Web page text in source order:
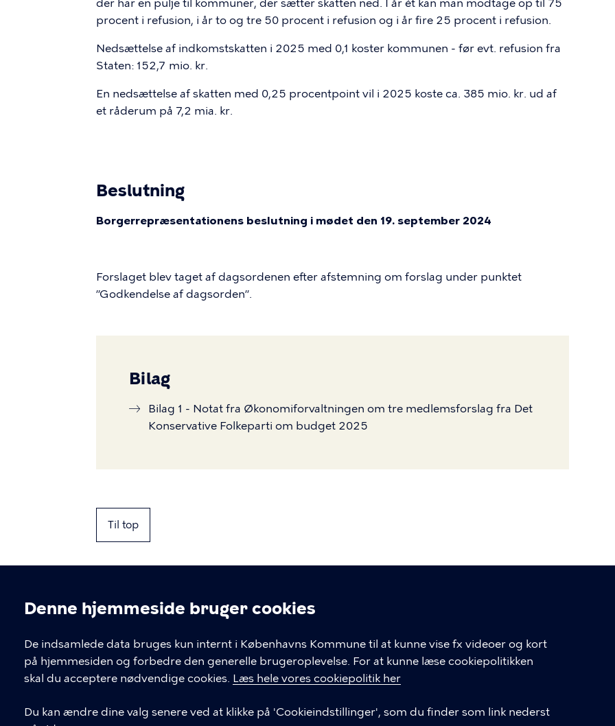
Cookieindstillinger
Denne hjemmeside bruger cookies
De indsamlede data bruges kun internt i Københavns Kommune til at kunne vise fx videoer og kort
på hjemmesiden og forbedre den generelle brugeroplevelse. For at kunne læse cookiepolitikken
skal du acceptere nødvendige cookies. Læs hele vores cookiepolitik her
Du kan ændre dine valg senere ved at klikke på 'Cookieindstillinger', som du finder som link nederst
der har en pulje til kommuner, der sætter skatten ned. I år ét kan man modtage op til 75
procent i refusion, i år to og tre 50 procent i refusion og i år fire 25 procent i refusion.
Nedsættelse af indkomstskatten i 2025 med 0,1 koster kommunen - før evt. refusion fra
Staten: 152,7 mio. kr.
En nedsættelse af skatten med 0,25 procentpoint vil i 2025 koste ca. 385 mio. kr. ud af
et råderum på 7,2 mia. kr.
Beslutning
Borgerrepræsentationens beslutning i mødet den 19. september 2024
Forslaget blev taget af dagsordenen efter afstemning om forslag under punktet
”Godkendelse af dagsorden”.
Bilag
Bilag 1 - Notat fra Økonomiforvaltningen om tre medlemsforslag fra Det
Konservative Folkeparti om budget 2025
Til top
Kontakt Københavns Kommune
T
33 66 33 66
GENVEJE
Hvis du vil klage